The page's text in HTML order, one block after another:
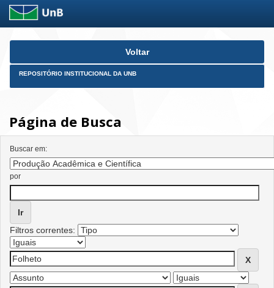
Skip
Voltar
REPOSITÓRIO INSTITUCIONAL DA UNB
Página de Busca
Buscar em:
por
Filtros correntes: